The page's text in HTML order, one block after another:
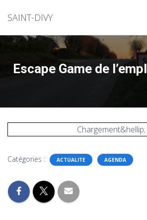
SAINT-DIVY
Escape Game de
Chargement&hellip;
Catégories : ACTUALITE AGENDA